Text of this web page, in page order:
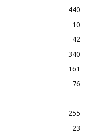
440
10
42
340
161
76
255
23